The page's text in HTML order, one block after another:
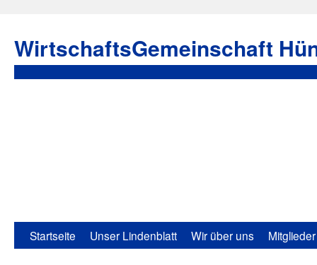
WirtschaftsGemeinschaft
Startseite Unser Lindenblatt Wir über uns Mitglieder